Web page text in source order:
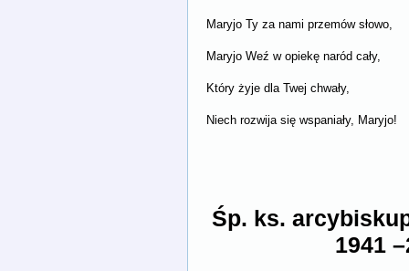
Maryjo Ty za nami przemów słowo,
Maryjo Weź w opiekę naród cały,
Który żyje dla Twej chwały,
Niech rozwija się wspaniały, Maryjo!
Śp. ks.
1941